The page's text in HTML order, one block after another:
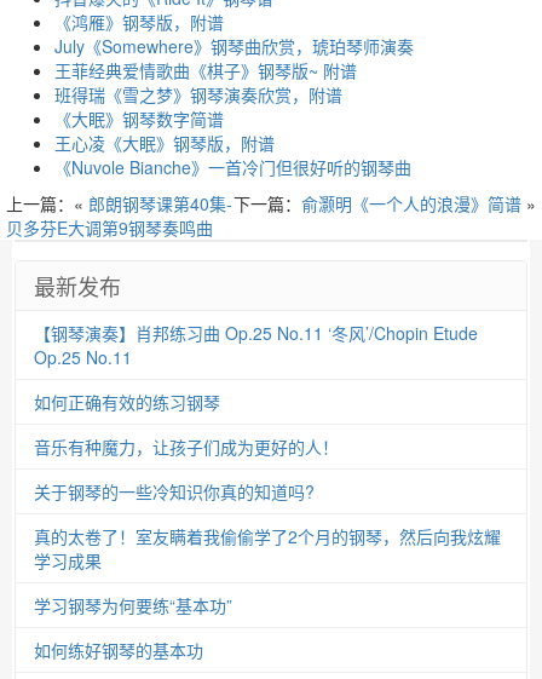
《鸿雁》钢琴版，附谱
July《Somewhere》钢琴曲欣赏，琥珀琴师演奏
王菲经典爱情歌曲《棋子》钢琴版~ 附谱
班得瑞《雪之梦》钢琴演奏欣赏，附谱
《大眠》钢琴数字简谱
王心凌《大眠》钢琴版，附谱
《Nuvole Bianche》一首冷门但很好听的钢琴曲
下一篇： 俞灏明《一个人的浪漫》简谱 »
上一篇：« 郎朗钢琴课第40集-
贝多芬E大调第9钢琴奏鸣曲
最新发布
【钢琴演奏】肖邦练习曲 Op.25 No.11 ‘冬风’/Chopin Etude
Op.25 No.11
如何正确有效的练习钢琴
音乐有种魔力，让孩子们成为更好的人！
关于钢琴的一些冷知识你真的知道吗?
真的太卷了！室友瞒着我偷偷学了2个月的钢琴，然后向我炫耀
学习成果
学习钢琴为何要练“基本功”
如何练好钢琴的基本功